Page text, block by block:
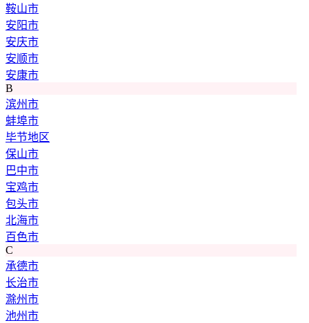
鞍山市
安阳市
安庆市
安顺市
安康市
B
滨州市
蚌埠市
毕节地区
保山市
巴中市
宝鸡市
包头市
北海市
百色市
C
承德市
长治市
滁州市
池州市